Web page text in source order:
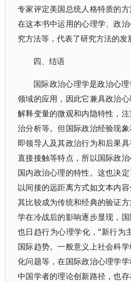
专家评定美国总统人格特质的
在这本书中运用的心理学、政
究方法等，代表了研究方法的发
四、结语
国际政治心理学是政治心
领域的应用，因此它兼具政治
解释变量的微观和内隐特性，
治分析等。但国际政治经验现象
即领导人及其政治行为和后果
直接接触等特点，所以国际政
国内政治心理的特性。这也决
以间接的远距离方式如文本内
其比较成为传统和经典的验证
学在冷战后的影响逐步显现，
也日趋行为心理学化，“新行为
国际趋势。一般意义上社会科
化问题等，在国际政治心理学学
中国学者的理论创新路径，也